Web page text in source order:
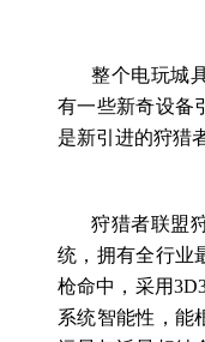
整个电玩城
有一些新奇设备
是新引进的狩猎
狩猎者联盟
统，拥有全行业
枪命中，采用
系统智能性，能